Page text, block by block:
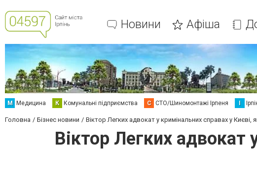
Новини Афіша
М Медицина К Комунальні підприємства С СТО/Шиномонтажі Ірпеня І
Головна Бізнес новини Віктор Легких адвокат у кримінальних справах у Києві,
Віктор Легких адвокат